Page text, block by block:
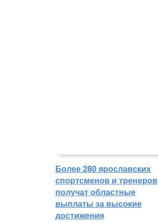
Более 280 ярославских
спортсменов и тренеров
получат областные
выплаты за высокие
достижения